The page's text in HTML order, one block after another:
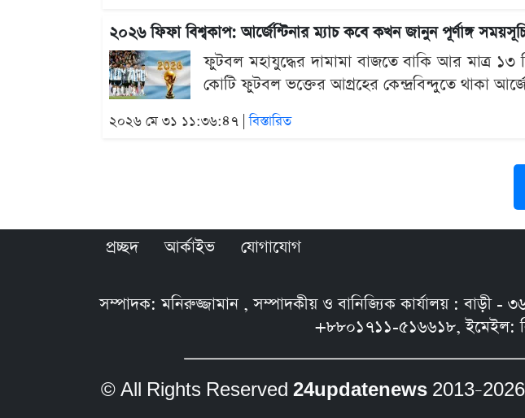
২০২৬ ফিফা বিশ্বকাপ: আর্জেন্টিনার ম্যাচ কবে কখন জানুন পূর্ণাঙ্গ
ফুটবল মহাযুদ্ধের দামামা বাজতে বাকি আর মাত্র
কোটি ফুটবল ভক্তের আগ্রহের কেন্দ্রবিন্দুতে থাকা
২০২৬ মে ৩১ ১১:৩৬:৪৭ |বিস্তারিত
প্রচ্ছদ আর্কাইভ যোগাযোগ
সম্পাদক: মনিরুজ্জামান , সম্পাদকীয় ও বানিজ্যিক কার্যালয় : বাড়ী
+৮৮০১৭১১-৫১৬৬১৮, ইমেইল:
© All Rights Reserved 24updatenews